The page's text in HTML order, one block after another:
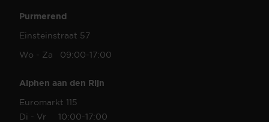
Purmerend
Einsteinstraat 57
Wo - Za 09:00-17:00
Alphen aan den Rijn
Euromarkt 115
Di - Vr 10:00-17:00